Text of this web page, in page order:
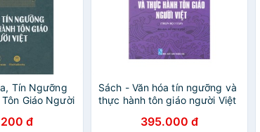
Tín Ngưỡng
Giáo Người
đ
Sách - Văn hóa tín ngưỡng và
thực hành tôn giáo người Việt
395.000 đ